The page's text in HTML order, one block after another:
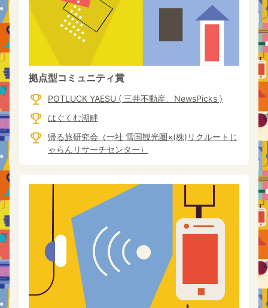
拠点型コミュニティ賞
POTLUCK YAESU ( 三井不動産、NewsPicks )
はぐくむ湖畔
帰る旅研究会（一社 雪国観光圏×(株)リクルートじ
ゃらんリサーチセンター）